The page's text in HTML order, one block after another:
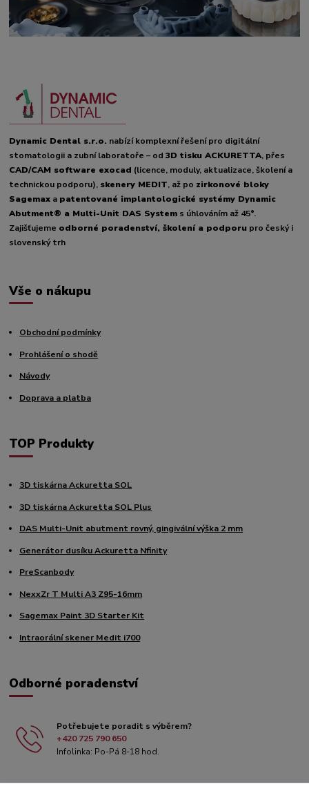
Dynamic Dental s.r.o. nabízí komplexní řešení pro digitální
stomatologii a zubní laboratoře – od3D tisku ACKURETTA, přes
CAD/CAM software exocad (licence, moduly, aktualizace, školení a
technickou podporu), skenery MEDIT, až po zirkonové bloky
Sagemax a patentované implantologické systémy Dynamic
Abutment® a Multi-Unit DAS System s úhlováním až 45°.
Zajišťujeme odborné poradenství, školení a podporu pro český i
slovenský trh
Vše o nákupu
Obchodní podmínky
Prohlášení o shodě
Návody
Doprava a platba
TOP Produkty
3D tiskárna Ackuretta SOL
3D tiskárna Ackuretta SOL Plus
DAS Multi-Unit abutment rovný, gingivální výška 2 mm
Generátor dusíku Ackuretta Nfinity
PreScanbody
NexxZr T Multi A3 Z95-16mm
Sagemax Paint 3D Starter Kit
Intraorální skener Medit i700
Odborné poradenství
Potřebujete poradit s výběrem?
+420 725 790 650
Infolinka: Po-Pá 8-18 hod.